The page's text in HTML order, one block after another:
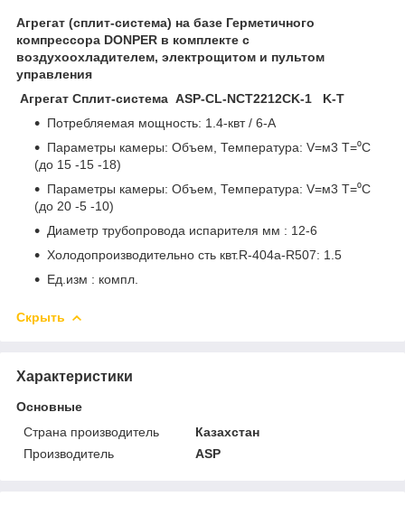
Агрегат (сплит-система) на базе Герметичного
компрессора DONPER в комплекте с
воздухоохладителем, электрощитом и пультом
управления
Агрегат Сплит-система ASP-СL-NCT2212CK-1 K-T
Потребляемая мощность: 1.4-квт / 6-A
Параметры камеры: Объем, Температура: V=м3 Т=⁰С
(до 15 -15 -18)
Параметры камеры: Объем, Температура: V=м3 Т=⁰С
(до 20 -5 -10)
Диаметр трубопровода испарителя мм : 12-6
Холодопроизводительно сть квт.R-404a-R507: 1.5
Ед.изм : компл.
Скрыть
Характеристики
Основные
Страна производитель
Казахстан
Производитель
ASP